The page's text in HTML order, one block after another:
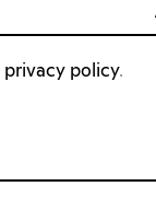
privacy policy.